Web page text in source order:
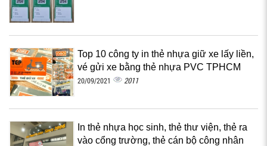
Top 10 công ty in thẻ nhựa giữ xe lấy liền,
vé gửi xe bằng thẻ nhựa PVC TPHCM
20/09/2021 2011
In thẻ nhựa học sinh, thẻ thư viện, thẻ ra
vào cổng trường, thẻ cán bộ công nhân